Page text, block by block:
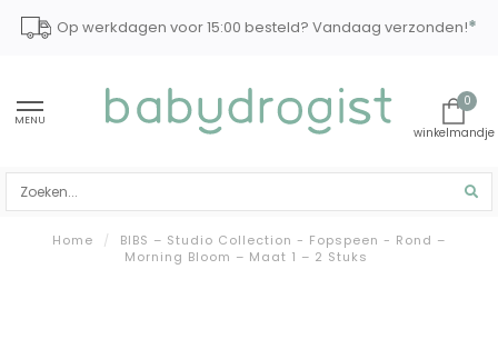
Op werkdagen voor 15:00 besteld? Vandaag verzonden!*
MENU
0
Home /
BIBS – Studio Collection - Fopspeen - Rond –
Morning Bloom – Maat 1 – 2 Stuks